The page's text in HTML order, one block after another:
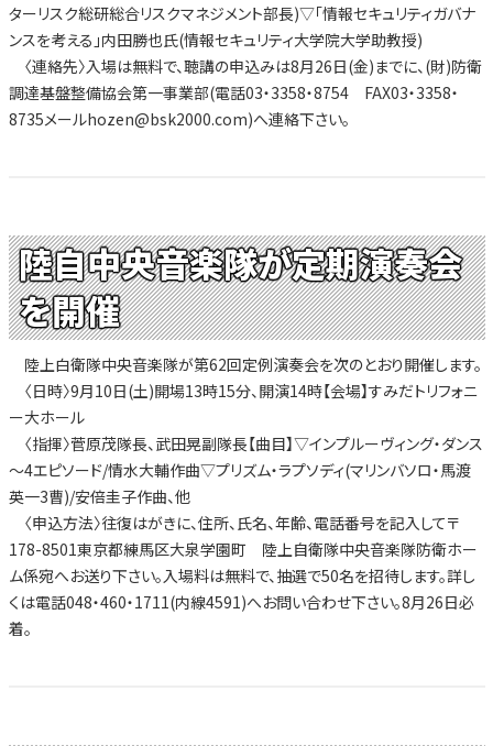
ターリスク総研総合リスクマネジメント部長)▽「情報セキュリティガバナ
ンスを考える」内田勝也氏(情報セキュリティ大学院大学助教授)
〈連絡先〉入場は無料で、聴講の申込みは8月26日(金)までに、(財)防衛
調達基盤整備協会第一事業部(電話03・3358・8754 FAX03・3358・
8735メールhozen@bsk2000.com)へ連絡下さい。
陸自中央音楽隊が定期演奏会
を開催
陸上白衛隊中央音楽隊が第62回定例演奏会を次のとおり開催します。
〈日時〉9月10日(土)開場13時15分、開演14時【会場】すみだトリフォニ
ー大ホール
〈指揮〉菅原茂隊長、武田晃副隊長【曲目】▽インプルーヴィング・ダンス
～4エピソード/情水大輔作曲▽プリズム・ラプソディ(マリンバソロ・馬渡
英一3曹)/安倍圭子作曲、他
〈申込方法〉往復はがきに、住所、氏名、年齢、電話番号を記入して〒
178-8501東京都練馬区大泉学園町 陸上自衛隊中央音楽隊防衛ホー
ム係宛へお送り下さい。入場料は無料で、抽選で50名を招待します。詳し
くは電話048・460・1711(内線4591)へお問い合わせ下さい。8月26日必
着。